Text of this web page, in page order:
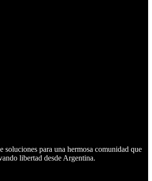
soluciones para una hermosa comunidad que
libertad desde Argentina.